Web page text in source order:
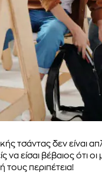
τσάντας δεν
είσαι βέβαιος ότι
τους περιπέτεια!